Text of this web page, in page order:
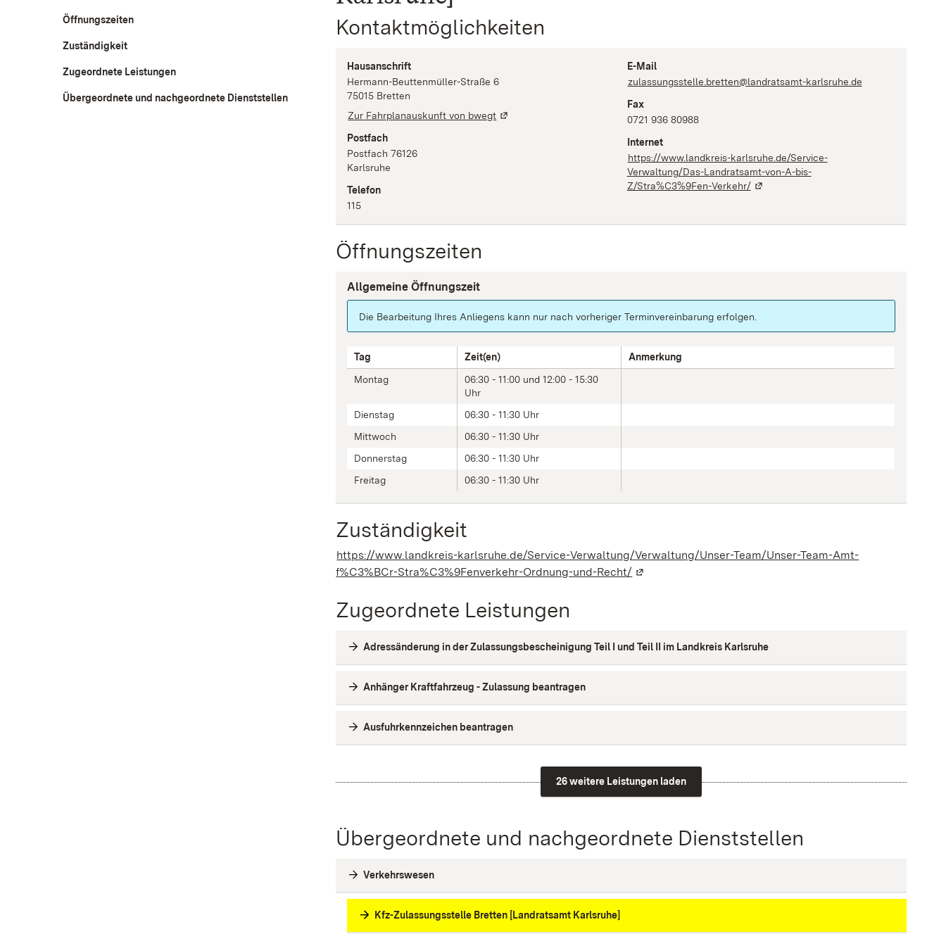
Öffnungszeiten
Zuständigkeit
Zugeordnete Leistungen
Übergeordnete und nachgeordnete Dienststellen
Kontaktmöglichkeiten
Hausanschrift
Hermann-Beuttenmüller-Straße 6
75015 Bretten
Zur Fahrplanauskunft von bwegt
Postfach
Postfach 76126
Karlsruhe
Telefon
115
E-Mail
zulassungsstelle.bretten@landratsamt-karlsruhe.de
Fax
0721 936 80988
Internet
https://www.landkreis-karlsruhe.de/Service-
Verwaltung/Das-Landratsamt-von-A-bis-
Z/Stra%C3%9Fen-Verkehr/
Öffnungszeiten
Allgemeine Öffnungszeit
Die Bearbeitung Ihres Anliegens kann nur nach vorheriger Terminvereinbarung erfolgen.
Tag Zeit(en)
Anmerkung
Montag
06:30 - 11:00 und 12:00 - 15:30
Uhr
Dienstag
06:30 - 11:30 Uhr
Mittwoch
06:30 - 11:30 Uhr
Donnerstag
06:30 - 11:30 Uhr
Freitag
06:30 - 11:30 Uhr
Zuständigkeit
https://www.landkreis-karlsruhe.de/Service-Verwaltung/Verwaltung/Unser-Team/Unser-Team-Amt-
f%C3%BCr-Stra%C3%9Fenverkehr-Ordnung-und-Recht/ (Wird in einem neuen Fenster geöffnet)
Zugeordnete Leistungen
Adressänderung in der Zulassungsbescheinigung Teil I und Teil II im Landkreis Karlsruhe
Anhänger Kraftfahrzeug - Zulassung beantragen
Ausfuhrkennzeichen beantragen
26 weitere Leistungen laden
Übergeordnete und nachgeordnete Dienststellen
Verkehrswesen
Kfz-Zulassungsstelle Bretten [Landratsamt Karlsruhe]